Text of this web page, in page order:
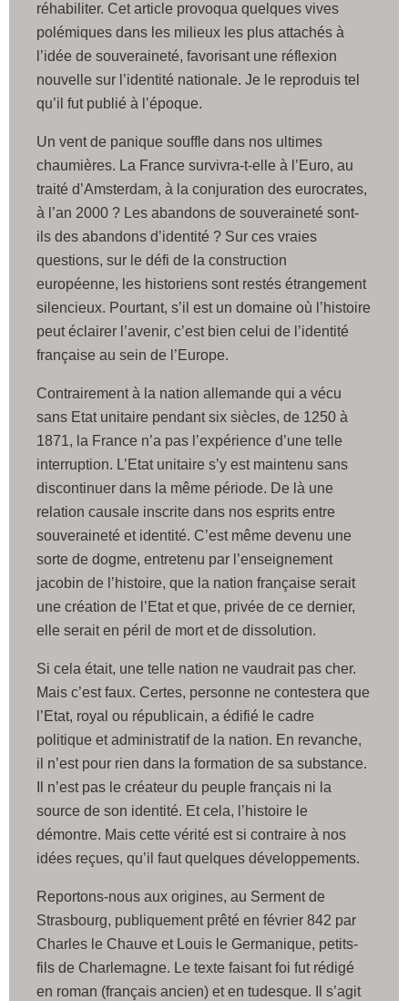
réhabiliter. Cet article provoqua quelques vives
polémiques dans les milieux les plus attachés à
l’idée de souveraineté, favorisant une réflexion
nouvelle sur l’identité nationale. Je le reproduis tel
qu’il fut publié à l’époque.
Un vent de panique souffle dans nos ultimes
chaumières. La France survivra-t-elle à l’Euro, au
traité d’Amsterdam, à la conjuration des eurocrates,
à l’an 2000 ? Les abandons de souveraineté sont-
ils des abandons d’identité ? Sur ces vraies
questions, sur le défi de la construction
européenne, les historiens sont restés étrangement
silencieux. Pourtant, s’il est un domaine où l’histoire
peut éclairer l’avenir, c’est bien celui de l’identité
française au sein de l’Europe.
Contrairement à la nation allemande qui a vécu
sans Etat unitaire pendant six siècles, de 1250 à
1871, la France n’a pas l’expérience d’une telle
interruption. L’Etat unitaire s’y est maintenu sans
discontinuer dans la même période. De là une
relation causale inscrite dans nos esprits entre
souveraineté et identité. C’est même devenu une
sorte de dogme, entretenu par l’enseignement
jacobin de l’histoire, que la nation française serait
une création de l’Etat et que, privée de ce dernier,
elle serait en péril de mort et de dissolution.
Si cela était, une telle nation ne vaudrait pas cher.
Mais c’est faux. Certes, personne ne contestera que
l’Etat, royal ou républicain, a édifié le cadre
politique et administratif de la nation. En revanche,
il n’est pour rien dans la formation de sa substance.
Il n’est pas le créateur du peuple français ni la
source de son identité. Et cela, l’histoire le
démontre. Mais cette vérité est si contraire à nos
idées reçues, qu’il faut quelques développements.
Reportons-nous aux origines, au Serment de
Strasbourg, publiquement prêté en février 842 par
Charles le Chauve et Louis le Germanique, petits-
fils de Charlemagne. Le texte faisant foi fut rédigé
en roman (français ancien) et en tudesque. Il s’agit